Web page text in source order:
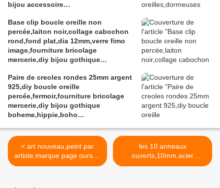
bijou accessoire
vintage retro,baroque punk
kawaii,boheme victorien
edouardien,ateliers du fait mains,art
deco art nouveau
Base clip boucle oreille non
percée,laiton noir,collage cabochon
rond,fond plat,dia 12mm,verre fimo
image,fourniture bricolage
mercerie,diy bijou gothique
victorien,fait mains
Paire de creoles rondes 25mm argent
925,diy boucle oreille
percée,fermoir,fourniture bricolage
mercerie,diy bijou gothique
boheme,hippie,boho
< art nouveau,peint par
artiste,marque page ourson
bronze,cabochon verre
les 10 anneaux
ouverts,10mm,acier
inoxydable, petite